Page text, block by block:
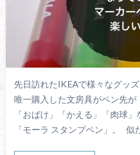
先日訪れたIKEAで様々なグッ
唯一購入した文房具がペン先が
「おばけ」「かえる」「肉球
「モーラ スタンプペン」。